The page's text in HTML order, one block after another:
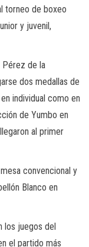
torneo de boxeo
y juvenil,
Pérez de la
dos medallas de
individual como en
de Yumbo en
al primer
convencional y
Blanco en
los juegos del
el partido más